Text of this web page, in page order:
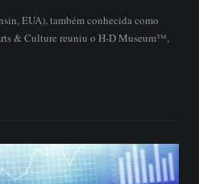
EUA), também conhecida como
& Culture reuniu o H-D Museum™,